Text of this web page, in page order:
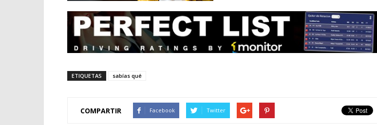
ETIQUETAS sabías qué
COMPARTIR Facebook Twitter